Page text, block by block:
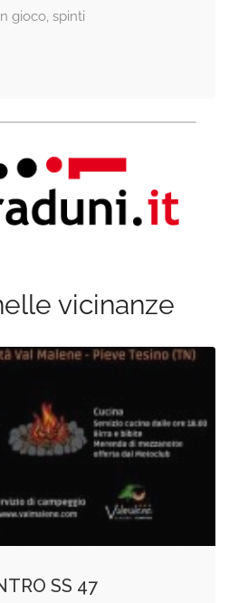
gioco, spinti
vicinanze
SS 47